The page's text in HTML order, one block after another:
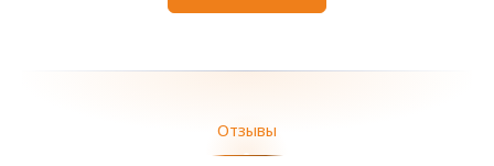
Отзывы